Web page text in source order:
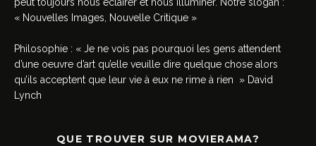
« Nouvelles Images, Nouvelle Critique »
Philosophie : « Je ne vois pas pourquoi les gens attendent
d’une oeuvre d’art qu’elle veuille dire quelque chose alors
qu’ils acceptent que leur vie à eux ne rime à rien » David
Lynch
QUE TROUVER SUR MOVIERAMA?